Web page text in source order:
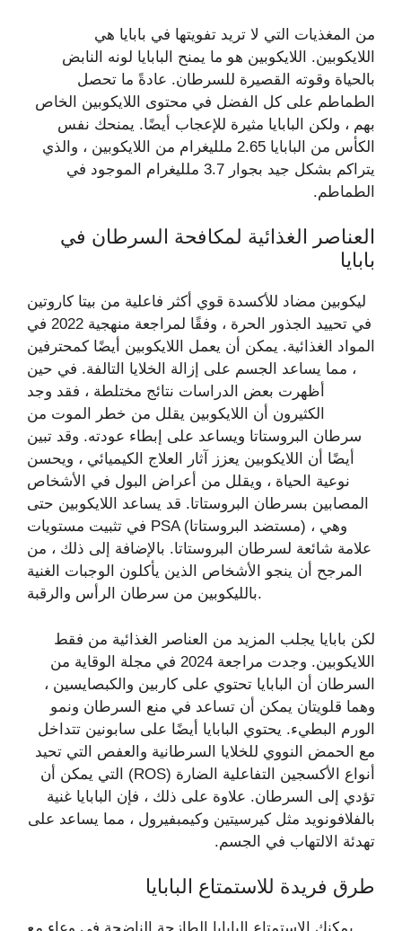
من المغذيات التي لا تريد تفويتها في بابايا هي
اللايكوبين. اللايكوبين هو ما يمنح البابايا لونه النابض
بالحياة وقوته القصيرة للسرطان. عادةً ما تحصل
الطماطم على كل الفضل في محتوى اللايكوبين الخاص
بهم ، ولكن البابايا مثيرة للإعجاب أيضًا. يمنحك نفس
الكأس من البابايا 2.65 ملليغرام من اللايكوبين ، والذي
يتراكم بشكل جيد بجوار 3.7 ملليغرام الموجود في
الطماطم.
العناصر الغذائية لمكافحة السرطان في
بابايا
ليكوبين مضاد للأكسدة قوي أكثر فاعلية من بيتا كاروتين
في تحييد الجذور الحرة ، وفقًا لمراجعة منهجية 2022 في
المواد الغذائية. يمكن أن يعمل اللايكوبين أيضًا كمحترفين
، مما يساعد الجسم على إزالة الخلايا التالفة. في حين
أظهرت بعض الدراسات نتائج مختلطة ، فقد وجد
الكثيرون أن اللايكوبين يقلل من خطر الموت من
سرطان البروستاتا ويساعد على إبطاء عودته. وقد تبين
أيضًا أن اللايكوبين يعزز آثار العلاج الكيميائي ، ويحسن
نوعية الحياة ، ويقلل من أعراض البول في الأشخاص
المصابين بسرطان البروستاتا. قد يساعد اللايكوبين حتى
في تثبيت مستويات PSA (مستضد البروستاتا) ، وهي
علامة شائعة لسرطان البروستاتا. بالإضافة إلى ذلك ، من
المرجح أن ينجو الأشخاص الذين يأكلون الوجبات الغنية
بالليكوبين من سرطان الرأس والرقبة.
لكن بابايا يجلب المزيد من العناصر الغذائية من فقط
اللايكوبين. وجدت مراجعة 2024 في مجلة الوقاية من
السرطان أن البابايا تحتوي على كاربين والكبصايسين ،
وهما قلويتان يمكن أن تساعد في منع السرطان ونمو
الورم البطيء. يحتوي البابايا أيضًا على سابونين تتداخل
مع الحمض النووي للخلايا السرطانية والعفص التي تحيد
أنواع الأكسجين التفاعلية الضارة (ROS) التي يمكن أن
تؤدي إلى السرطان. علاوة على ذلك ، فإن البابايا غنية
بالفلافونويد مثل كيرسيتين وكيمبفيرول ، مما يساعد على
تهدئة الالتهاب في الجسم.
طرق فريدة للاستمتاع البابايا